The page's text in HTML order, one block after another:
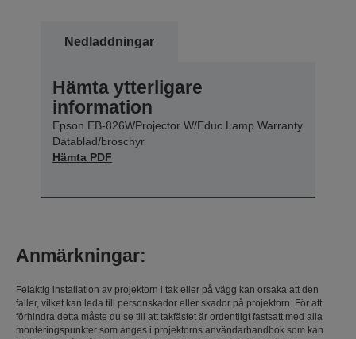
Nedladdningar
Hämta ytterligare
information
Epson EB-826WProjector W/Educ Lamp Warranty
Datablad/broschyr
Hämta PDF
Anmärkningar:
Felaktig installation av projektorn i tak eller på vägg kan orsaka att den
faller, vilket kan leda till personskador eller skador på projektorn. För att
förhindra detta måste du se till att takfästet är ordentligt fastsatt med alla
monteringspunkter som anges i projektorns användarhandbok som kan